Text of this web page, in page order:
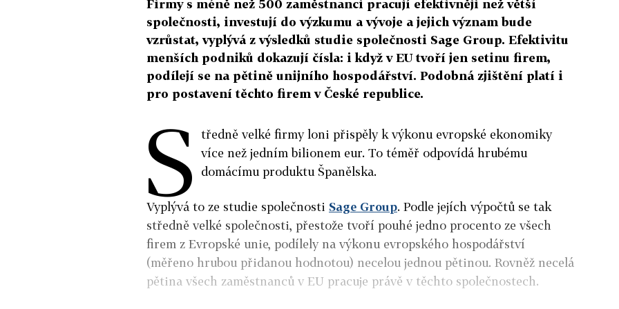
Firmy s méně než 500 zaměstnanci pracují efektivněji než větší
společnosti, investují do výzkumu a vývoje a jejich význam bude
vzrůstat, vyplývá z výsledků studie společnosti Sage Group. Efektivitu
menších podniků dokazují čísla: i když v EU tvoří jen setinu firem,
podílejí se na pětině unijního hospodářství. Podobná zjištění platí i
pro postavení těchto firem v České republice.
S
tředně velké firmy loni přispěly k výkonu evropské ekonomiky
více než jedním bilionem eur. To téměř odpovídá hrubému
domácímu produktu Španělska.
Vyplývá to ze studie společnosti Sage Group. Podle jejích výpočtů se tak
středně velké společnosti, přestože tvoří pouhé jedno procento ze všech
firem z Evropské unie, podílely na výkonu evropského hospodářství
(měřeno hrubou přidanou hodnotou) necelou jednou pětinou. Rovněž necelá
pětina všech zaměstnanců v EU pracuje právě v těchto společnostech.